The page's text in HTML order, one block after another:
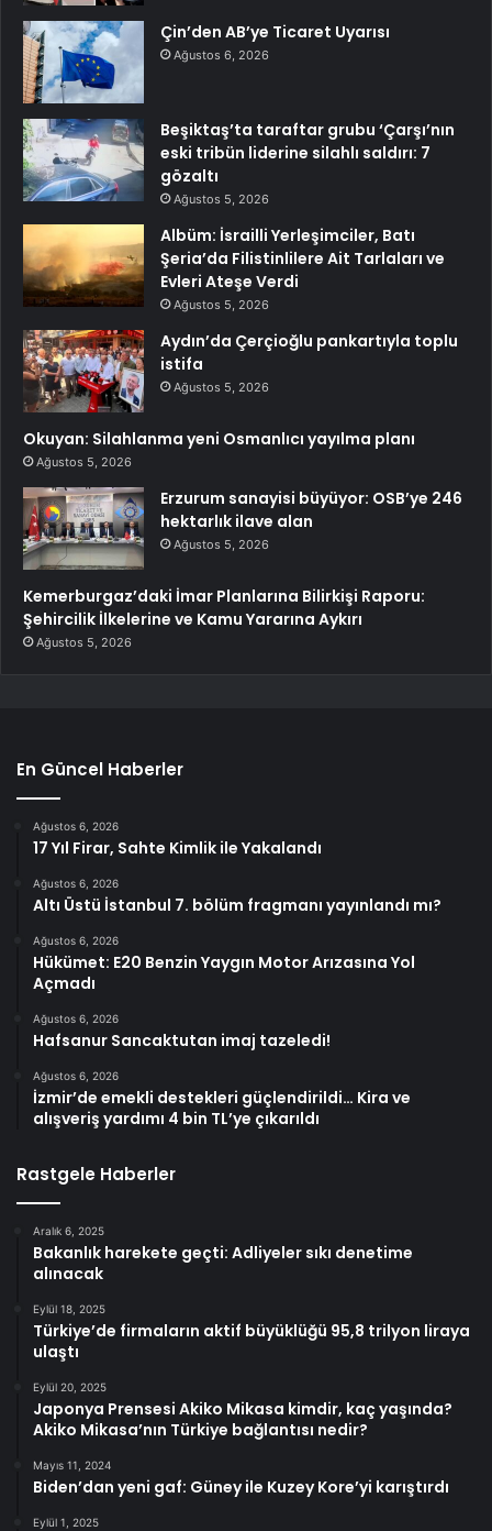
Çin’den AB’ye Ticaret Uyarısı
Ağustos 6, 2026
Beşiktaş’ta taraftar grubu ‘Çarşı’nın
eski tribün liderine silahlı saldırı: 7
gözaltı
Ağustos 5, 2026
Albüm: İsrailli Yerleşimciler, Batı
Şeria’da Filistinlilere Ait Tarlaları ve
Evleri Ateşe Verdi
Ağustos 5, 2026
Aydın’da Çerçioğlu pankartıyla toplu
istifa
Ağustos 5, 2026
Okuyan: Silahlanma yeni Osmanlıcı yayılma planı
Ağustos 5, 2026
Erzurum sanayisi büyüyor: OSB’ye 246
hektarlık ilave alan
Ağustos 5, 2026
Kemerburgaz’daki İmar Planlarına Bilirkişi Raporu:
Şehircilik İlkelerine ve Kamu Yararına Aykırı
Ağustos 5, 2026
En Güncel Haberler
Ağustos 6, 2026
17 Yıl Firar, Sahte Kimlik ile Yakalandı
Ağustos 6, 2026
Altı Üstü İstanbul 7. bölüm fragmanı yayınlandı mı?
Ağustos 6, 2026
Hükümet: E20 Benzin Yaygın Motor Arızasına Yol
Açmadı
Ağustos 6, 2026
Hafsanur Sancaktutan imaj tazeledi!
Ağustos 6, 2026
İzmir’de emekli destekleri güçlendirildi… Kira ve
alışveriş yardımı 4 bin TL’ye çıkarıldı
Rastgele Haberler
Aralık 6, 2025
Bakanlık harekete geçti: Adliyeler sıkı denetime
alınacak
Eylül 18, 2025
Türkiye’de firmaların aktif büyüklüğü 95,8 trilyon liraya
ulaştı
Eylül 20, 2025
Japonya Prensesi Akiko Mikasa kimdir, kaç yaşında?
Akiko Mikasa’nın Türkiye bağlantısı nedir?
Mayıs 11, 2024
Biden’dan yeni gaf: Güney ile Kuzey Kore’yi karıştırdı
Eylül 1, 2025